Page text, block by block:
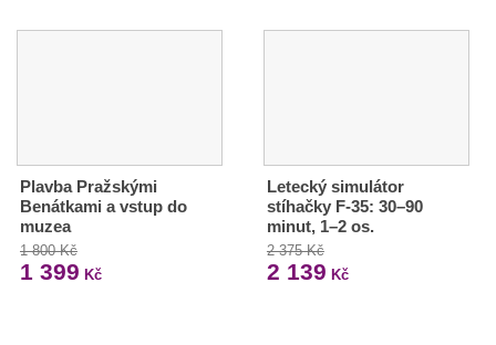
Plavba Pražskými
Benátkami a vstup do
muzea
1 800 Kč
1 399 Kč
Letecký simulátor
stíhačky F-35: 30–90
minut, 1–2 os.
2 375 Kč
2 139 Kč